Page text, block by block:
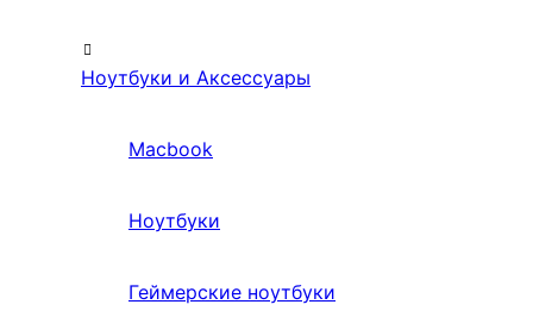
Ноутбуки и Аксессуары
Macbook
Ноутбуки
Геймерские ноутбуки